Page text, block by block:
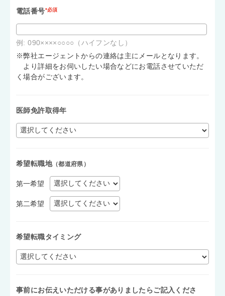
電話番号*必須
例: 090××××○○○○（ハイフンなし）
※弊社エージェントからの連絡は主にメールとなります。
より詳細をお伺いしたい場合などにお電話させていただ
く場合がございます。
医師免許取得年
希望転職地（都道府県）
第一希望
第二希望
希望転職タイミング
事前にお伝えいただける事がありましたらご記入くださ